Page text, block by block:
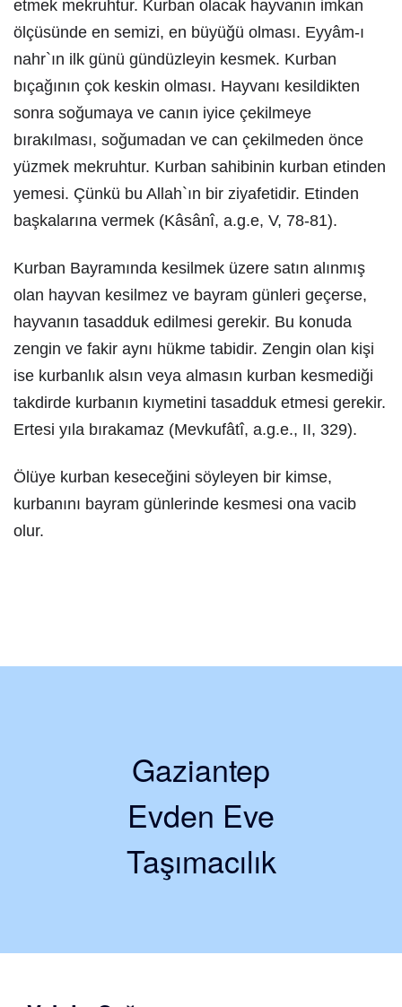
etmek mekruhtur. Kurban olacak hayvanın imkan
ölçüsünde en semizi, en büyüğü olması. Eyyâm-ı
nahr`ın ilk günü gündüzleyin kesmek. Kurban
bıçağının çok keskin olması. Hayvanı kesildikten
sonra soğumaya ve canın iyice çekilmeye
bırakılması, soğumadan ve can çekilmeden önce
yüzmek mekruhtur. Kurban sahibinin kurban etinden
yemesi. Çünkü bu Allah`ın bir ziyafetidir. Etinden
başkalarına vermek (Kâsânî, a.g.e, V, 78-81).
Kurban Bayramında kesilmek üzere satın alınmış
olan hayvan kesilmez ve bayram günleri geçerse,
hayvanın tasadduk edilmesi gerekir. Bu konuda
zengin ve fakir aynı hükme tabidir. Zengin olan kişi
ise kurbanlık alsın veya almasın kurban kesmediği
takdirde kurbanın kıymetini tasadduk etmesi gerekir.
Ertesi yıla bırakamaz (Mevkufâtî, a.g.e., II, 329).
Ölüye kurban keseceğini söyleyen bir kimse,
kurbanını bayram günlerinde kesmesi ona vacib
olur.
Gaziantep
Evden Eve
Taşımacılık